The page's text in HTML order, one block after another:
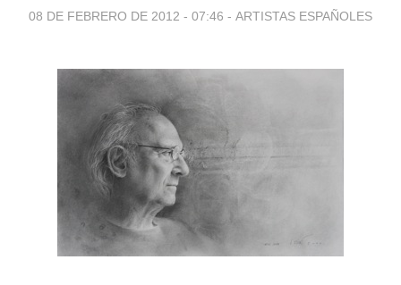
08 DE FEBRERO DE 2012 - 07:46 - ARTISTAS ESPAÑOLES